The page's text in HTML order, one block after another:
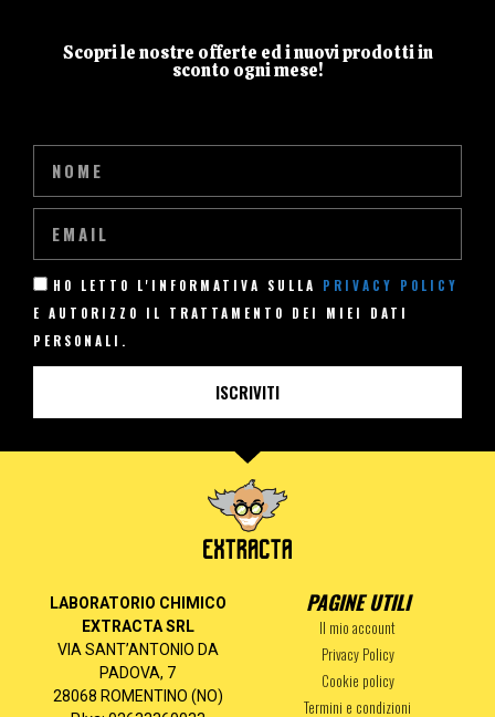
Scopri le nostre offerte ed i nuovi prodotti in
sconto ogni mese!
HO LETTO L'INFORMATIVA SULLA PRIVACY POLICY
E AUTORIZZO IL TRATTAMENTO DEI MIEI DATI
PERSONALI.
ISCRIVITI
LABORATORIO CHIMICO
EXTRACTA SRL
VIA SANT’ANTONIO DA
PADOVA, 7
28068 ROMENTINO (NO)
PAGINE UTILI
Il mio account
Privacy Policy
Cookie policy
Termini e condizioni